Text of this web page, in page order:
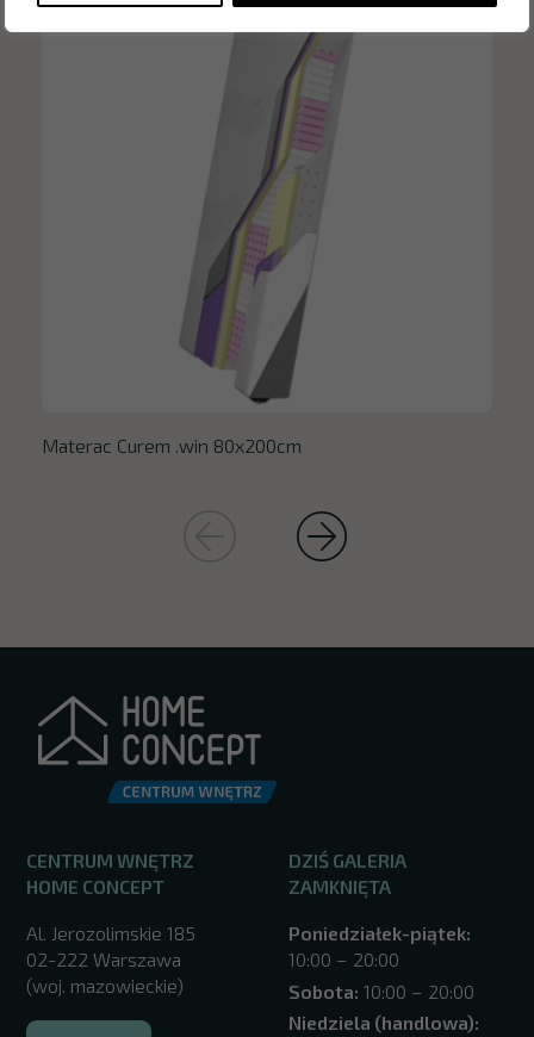
Materac Curem .win 80x200cm
CENTRUM WNĘTRZ
HOME CONCEPT
Al. Jerozolimskie 185
02-222 Warszawa
(woj. mazowieckie)
DZIŚ GALERIA
ZAMKNIĘTA
Poniedziałek-piątek:
10:00 – 20:00
Sobota: 10:00 – 20:00
Niedziela (handlowa):